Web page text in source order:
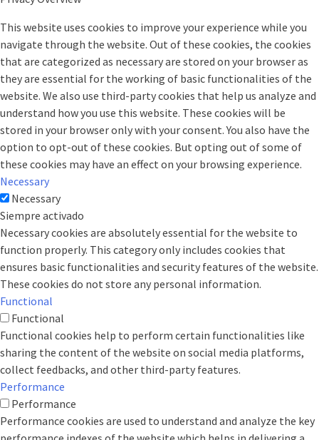
This website uses cookies to improve your experience while you
navigate through the website. Out of these cookies, the cookies
that are categorized as necessary are stored on your browser as
they are essential for the working of basic functionalities of the
website. We also use third-party cookies that help us analyze and
understand how you use this website. These cookies will be
stored in your browser only with your consent. You also have the
option to opt-out of these cookies. But opting out of some of
these cookies may have an effect on your browsing experience.
Necessary
Necessary
Siempre activado
Necessary cookies are absolutely essential for the website to
function properly. This category only includes cookies that
ensures basic functionalities and security features of the website.
These cookies do not store any personal information.
Functional
Functional
Functional cookies help to perform certain functionalities like
sharing the content of the website on social media platforms,
collect feedbacks, and other third-party features.
Performance
Performance
Performance cookies are used to understand and analyze the key